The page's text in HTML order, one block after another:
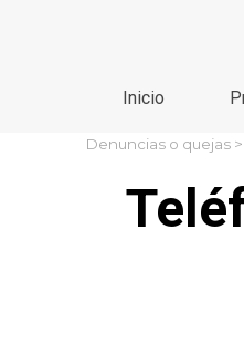
Inicio
Denuncias o quejas >